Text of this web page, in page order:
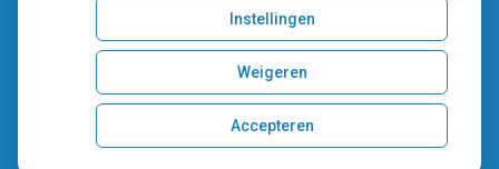
Uw Zorg Online|Beheer
Cookie-instellingen
Instellingen
Weigeren
Accepteren